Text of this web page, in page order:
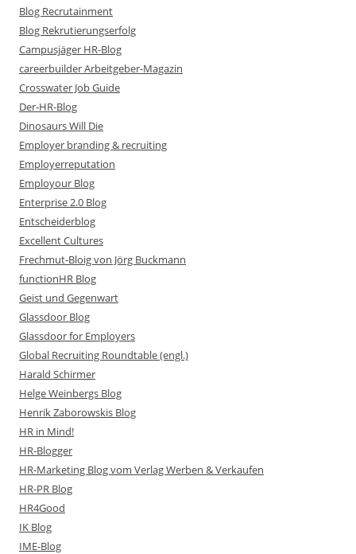
Blog Recrutainment
Blog Rekrutierungserfolg
Campusjäger HR-Blog
careerbuilder Arbeitgeber-Magazin
Crosswater Job Guide
Der-HR-Blog
Dinosaurs Will Die
Employer branding & recruiting
Employerreputation
Employour Blog
Enterprise 2.0 Blog
Entscheiderblog
Excellent Cultures
Frechmut-Bloig von Jörg Buckmann
functionHR Blog
Geist und Gegenwart
Glassdoor Blog
Glassdoor for Employers
Global Recruiting Roundtable (engl.)
Harald Schirmer
Helge Weinbergs Blog
Henrik Zaborowskis Blog
HR in Mind!
HR-Blogger
HR-Marketing Blog vom Verlag Werben & Verkaufen
HR-PR Blog
HR4Good
IK Blog
IME-Blog